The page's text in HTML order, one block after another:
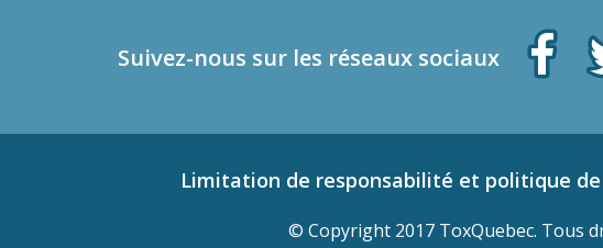
Suivez-nous sur les réseaux sociaux
Limitation de responsabilité et politique
© Copyright 2017 ToxQuebec. Tous